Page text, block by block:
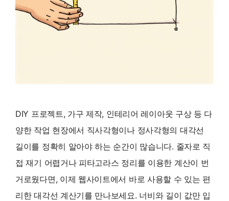
DIY 프로젝트, 가구 제작, 인테리어 레이아웃 구상 등 다
양한 작업 현장에서 직사각형이나 정사각형의 대각선
길이를 정확히 알아야 하는 순간이 많습니다. 줄자로 직
접 재기 어렵거나 피타고라스 정리를 이용한 계산이 번
거로웠다면, 이제 웹사이트에서 바로 사용할 수 있는 편
리한 대각선 계산기를 만나보세요. 너비와 길이 값만 입